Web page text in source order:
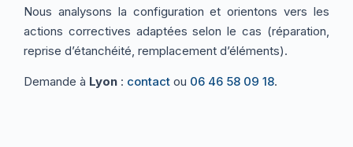
Nous analysons la configuration et orientons vers les
actions correctives adaptées selon le cas (réparation,
reprise d’étanchéité, remplacement d’éléments).
Demande à Lyon : contact ou 06 46 58 09 18.